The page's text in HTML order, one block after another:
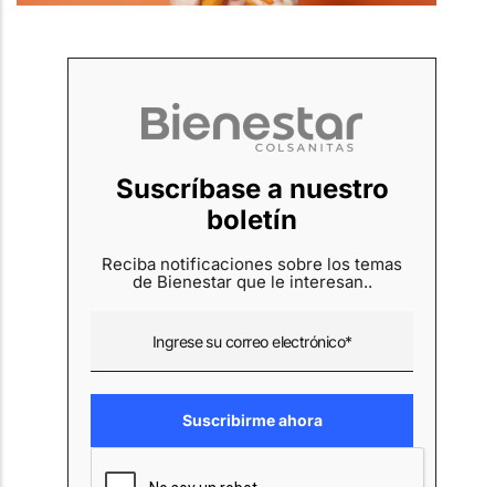
Suscríbase a nuestro
boletín
Reciba notificaciones sobre los temas
de Bienestar que le interesan..